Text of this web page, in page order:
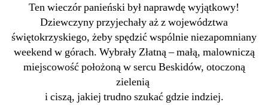
Ten wieczór panieński był naprawdę wyjątkowy!
Dziewczyny przyjechały aż z województwa
świętokrzyskiego, żeby spędzić wspólnie niezapomniany
weekend w górach. Wybrały Złatną – małą, malowniczą
miejscowość położoną w sercu Beskidów, otoczoną
zielenią
i ciszą, jakiej trudno szukać gdzie indziej.